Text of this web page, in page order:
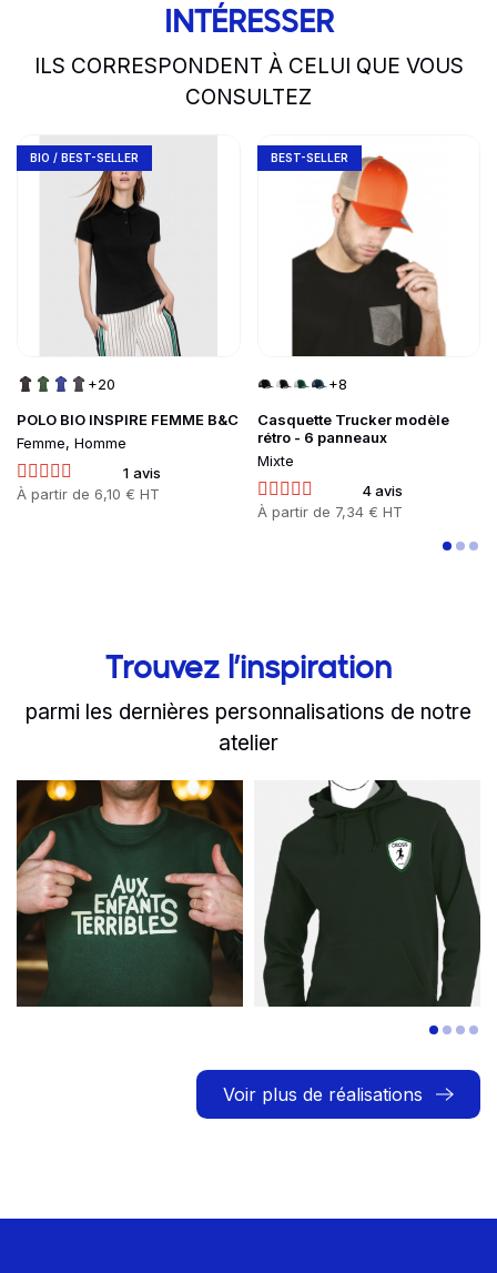
INTÉRESSER
ILS CORRESPONDENT À CELUI QUE VOUS
CONSULTEZ
slide1 to 2of 5
POLO BIO INSPIRE FEMME B&C
Femme, Homme
1 avis
Prix
À partir de 6,10 € HT
BIO / BEST-SELLER
+20
Go to product page
Casquette Trucker modèle
rétro - 6 panneaux
Mixte
4 avis
Prix
À partir de 7,34 € HT
BEST-SELLER
+8
Go to product page
Trouvez l’inspiration
parmi les dernières personnalisations de notre
atelier
slide1 to 2of 8
Aux Enfants Terribles :
Read more Des
Read more
Voir plus de réalisations